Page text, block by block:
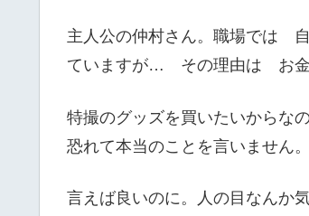
主人公の仲村さん。職場では
ていますが… その理由は お金
特撮のグッズを買いたいからな
恐れて本当のことを言いません
言えば良いのに。人の目なんか